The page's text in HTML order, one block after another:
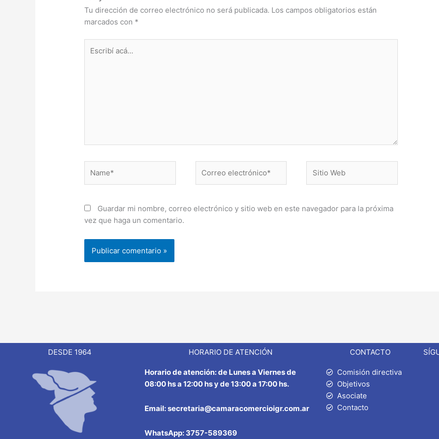
Tu dirección de correo electrónico no será publicada. Los campos obligatorios están
marcados con *
acá...
electrónico*
Web
Guardar mi nombre, correo electrónico y sitio web en este navegador para la próxima
vez que haga un comentario.
DESDE 1964 HORARIO DE ATENCIÓN CONTACTO
Horario de atención: de Lunes a Viernes de
08:00 hs a 12:00 hs y de 13:00 a 17:00 hs.
Email: secretaria@camaracomercioigr.com.ar
WhatsApp: 3757-589369
Comisión directiva
Objetivos
Asociate
Contacto